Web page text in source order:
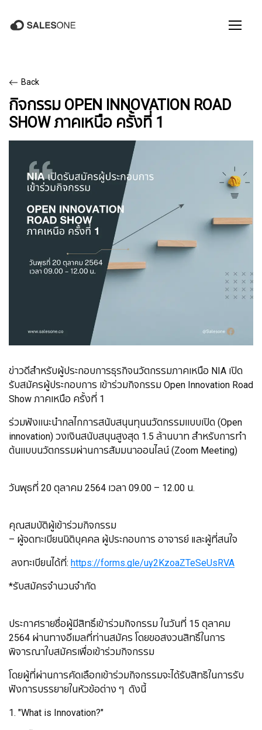
Back
กิจกรรม OPEN INNOVATION ROAD
SHOW ภาคเหนือ ครั้งที่ 1
ข่าวดีสำหรับผู้ประกอบการธุรกิจนวัตกรรมภาคเหนือ NIA เปิด
รับสมัครผู้ประกอบการ เข้าร่วมกิจกรรม Open Innovation Road
Show ภาคเหนือ ครั้งที่ 1
ร่วมฟังเเนะนำกลไกการสนับสนุนทุนนวัตกรรมเเบบเปิด (Open
innovation) วงเงินสนับสนุนสูงสุด 1.5 ล้านบาท สำหรับการทำ
ต้นเเบบนวัตกรรมผ่านการสัมมนาออนไลน์ (Zoom Meeting)
วันพุธที่ 20 ตุลาคม 2564 เวลา 09.00 – 12.00 น.
คุณสมบัติผู้เข้าร่วมกิจกรรม
– ผู้จดทะเบียนนิติบุคคล ผู้ประกอบการ อาจารย์ และผู้ที่สนใจ
ลงทะเบียนได้ที่: https://forms.gle/uy2KzoaZTeSeUsRVA
*รับสมัครจำนวนจำกัด
ประกาศรายชื่อผู้มีสิทธิ์เข้าร่วมกิจกรรม ในวันที่ 15 ตุลาคม
2564 ผ่านทางอีเมลที่ท่านสมัคร โดยขอสงวนสิทธิ์ในการ
พิจารณาใบสมัครเพื่อเข้าร่วมกิจกรรม
โดยผู้ที่ผ่านการคัดเลือกเข้าร่วมกิจกรรมจะได้รับสิทธิในการรับ
ฟังการบรรยายในหัวข้อต่าง ๆ ดังนี้
1. "What is Innovation?"